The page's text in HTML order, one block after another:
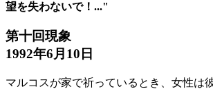
望を失わないで！..."
第十回現象
1992年6月10日
マルコスが家で祈っているとき、女性は